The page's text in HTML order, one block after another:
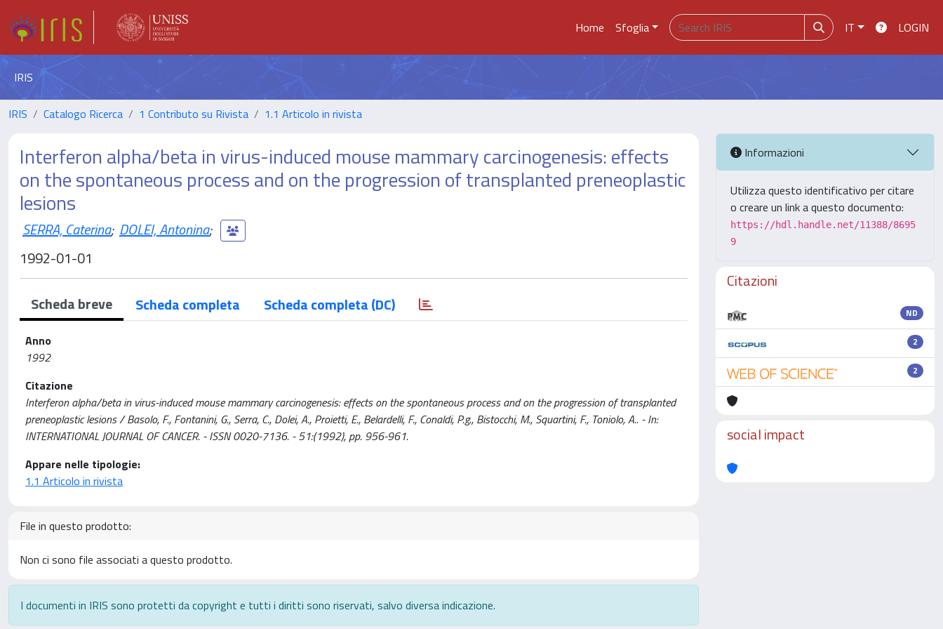
Home Sfoglia IT LOGIN
IRIS
IRIS Catalogo Ricerca 1 Contributo su Rivista 1.1 Articolo in rivista
Interferon alpha/beta in virus-induced mouse mammary carcinogenesis: effects
on the spontaneous process and on the progression of transplanted preneoplastic
lesions
SERRA, Caterina; DOLEI, Antonina;
1992-01-01
Scheda breve Scheda completa Scheda completa (DC)
Anno
1992
Citazione
Interferon alpha/beta in virus-induced mouse mammary carcinogenesis: effects on the spontaneous process and on the progression of transplanted
preneoplastic lesions / Basolo, F., Fontanini, G., Serra, C., Dolei, A., Proietti, E., Belardelli, F., Conaldi, P.g., Bistocchi, M., Squartini, F., Toniolo, A.. - In:
INTERNATIONAL JOURNAL OF CANCER. - ISSN 0020-7136. - 51:(1992), pp. 956-961.
Appare nelle tipologie:
1.1 Articolo in rivista
File in questo prodotto:
Non ci sono file associati a questo prodotto.
I documenti in IRIS sono protetti da copyright e tutti i diritti sono riservati, salvo diversa indicazione.
Informazioni
Utilizza questo identificativo per citare
o creare un link a questo documento:
https://hdl.handle.net/11388/8695
9
Citazioni
ND
2
2
social impact